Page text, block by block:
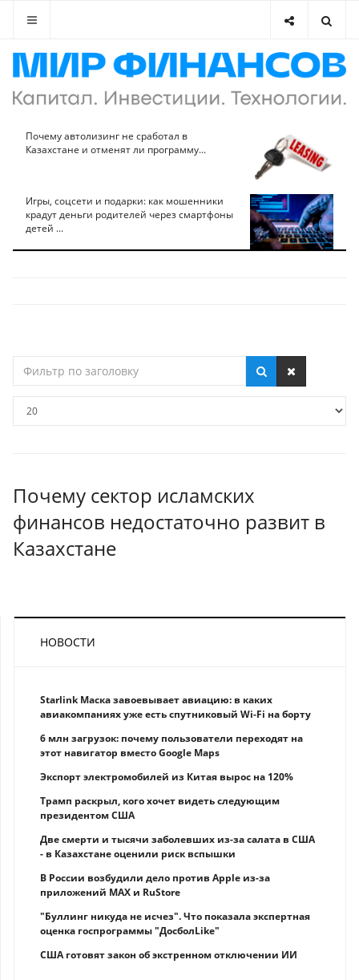
Почему автолизинг не сработал в
Казахстане и отменят ли программу...
Игры, соцсети и подарки: как мошенники
крадут деньги родителей через смартфоны
детей ...
по
Почему сектор исламских
финансов недостаточно развит в
Казахстане
НОВОСТИ
Starlink Маска завоевывает авиацию: в каких
авиакомпаниях уже есть спутниковый Wi-Fi на борту
6 млн загрузок: почему пользователи переходят на
этот навигатор вместо Google Maps
Экспорт электромобилей из Китая вырос на 120%
Трамп раскрыл, кого хочет видеть следующим
президентом США
Две смерти и тысячи заболевших из-за салата в США
- в Казахстане оценили риск вспышки
В России возбудили дело против Apple из-за
приложений MAX и RuStore
"Буллинг никуда не исчез". Что показала экспертная
оценка госпрограммы "ДосболLike"
США готовят закон об экстренном отключении ИИ